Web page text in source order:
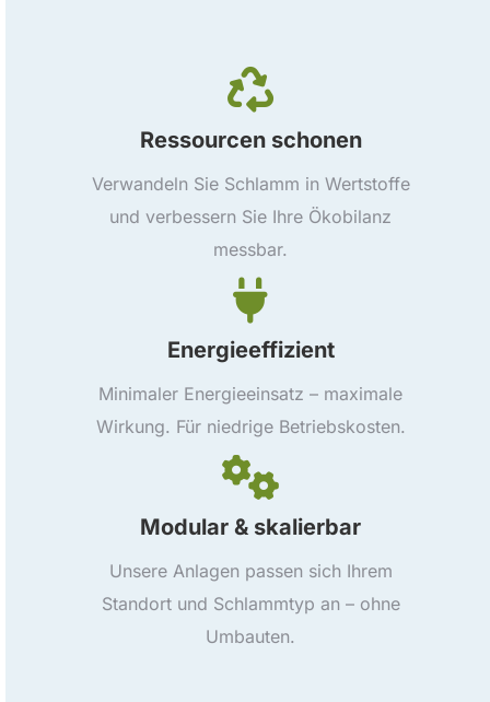
Ressourcen schonen
Verwandeln Sie Schlamm in Wertstoffe
und verbessern Sie Ihre Ökobilanz
messbar.
Energieeffizient
Minimaler Energieeinsatz – maximale
Wirkung. Für niedrige Betriebskosten.
Modular & skalierbar
Unsere Anlagen passen sich Ihrem
Standort und Schlammtyp an – ohne
Umbauten.